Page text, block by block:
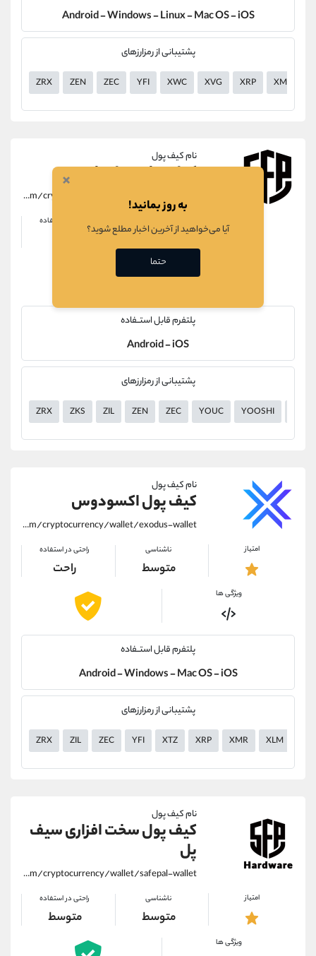
Android - Windows - Linux - Mac OS - iOS
پشتیبانی از رمزارزهای
ZRX ZEN ZEC YFI XWC XVG XRP XMR
نام کیف پول
کیف پول سیف پل
https://alirezamehrabi.com/cryptocurrency/wallet/safepal-wallet
کم
راحتی در استفاده
پلتفرم قابل استــفاده
Android - iOS
پشتیبانی از رمزارزهای
ZRX ZKS ZIL ZEN ZEC YOUC YOOSHI
نام کیف پول
کیف پول اکسودوس
https://alirezamehrabi.com/cryptocurrency/wallet/exodus-wallet
امتیاز ناشناسی
متوسط
راحتی در استفاده
راحت
ویژگی ها
پلتفرم قابل استــفاده
Android - Windows - Mac OS - iOS
پشتیبانی از رمزارزهای
ZRX ZIL ZEC YFI XTZ XRP XMR XLM
نام کیف پول
کیف پول سخت افزاری سیف
پل
https://alirezamehrabi.com/cryptocurrency/wallet/safepal-wallet
امتیاز ناشناسی
متوسط
راحتی در استفاده
متوسط
ویژگی ها
×
به روز بمانید!
آیا می‌خواهید از آخرین اخبار مطلع شوید؟
حتما